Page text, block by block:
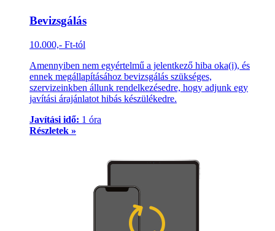
Bevizsgálás
10.000,- Ft-tól
Amennyiben nem egyértelmű a jelentkező hiba oka(i), és
ennek megállapításához bevizsgálás szükséges,
szervizeinkben állunk rendelkezésedre, hogy adjunk egy
javítási árajánlatot hibás készülékedre.
Javítási idő: 1 óra
Részletek »